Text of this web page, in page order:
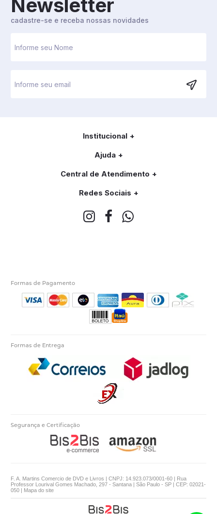
Newsletter
cadastre-se e receba nossas novidades
Institucional
Ajuda
Central de Atendimento
Redes Sociais
Formas de Pagamento
Formas de Entrega
Segurança e Certificação
F. A. Martins Comercio de DVD e Livros | CNPJ: 14.923.073/0001-60 | Rua
Professor Lourival Gomes Machado, 297 - Santana | São Paulo - SP | CEP: 02021-
050 | Mapa do site